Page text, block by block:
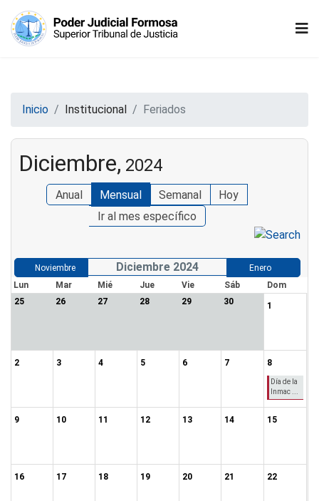
Inicio Institucional Feriados
Diciembre, 2024
Anual Mensual Semanal
Hoy
Ir al mes específico
Noviembre Diciembre 2024
Enero
Lun
Mar Mié Jue Vie Sáb
Dom
25
26 27 28 29 30 1
2 3 4 5 6 7 8
Día de la
Inmac ...
9 10 11 12 13 14 15
16 17 18 19 20 21 22